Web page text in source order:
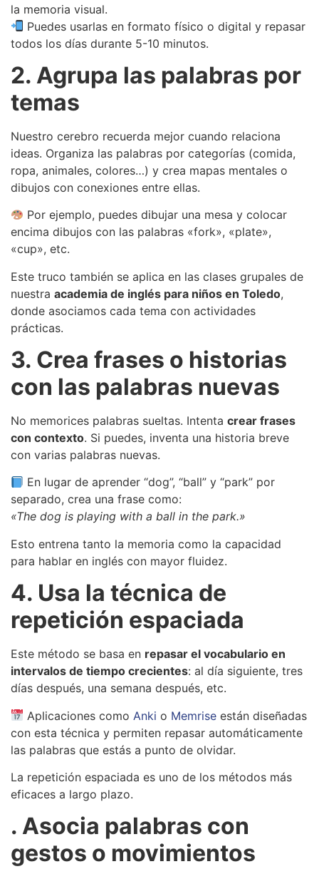
la memoria visual.
Puedes usarlas en formato físico o digital y repasar
todos los días durante 5-10 minutos.
2. Agrupa las palabras por
temas
Nuestro cerebro recuerda mejor cuando relaciona
ideas. Organiza las palabras por categorías (comida,
ropa, animales, colores…) y crea mapas mentales o
dibujos con conexiones entre ellas.
Por ejemplo, puedes dibujar una mesa y colocar
encima dibujos con las palabras «fork», «plate»,
«cup», etc.
Este truco también se aplica en las clases grupales de
nuestra academia de inglés para niños en Toledo,
donde asociamos cada tema con actividades
prácticas.
3. Crea frases o historias
con las palabras nuevas
No memorices palabras sueltas. Intenta crear frases
con contexto. Si puedes, inventa una historia breve
con varias palabras nuevas.
En lugar de aprender “dog”, “ball” y “park” por
separado, crea una frase como:
«The dog is playing with a ball in the park.»
Esto entrena tanto la memoria como la capacidad
para hablar en inglés con mayor fluidez.
4. Usa la técnica de
repetición espaciada
Este método se basa en repasar el vocabulario en
intervalos de tiempo crecientes: al día siguiente, tres
días después, una semana después, etc.
Aplicaciones como Anki o Memrise están diseñadas
con esta técnica y permiten repasar automáticamente
las palabras que estás a punto de olvidar.
La repetición espaciada es uno de los métodos más
eficaces a largo plazo.
. Asocia palabras con
gestos o movimientos